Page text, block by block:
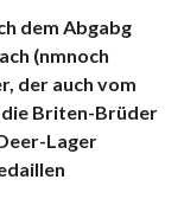
dem Abgabg
(nmnoch
der auch vom
die Briten-Brüder
Lager